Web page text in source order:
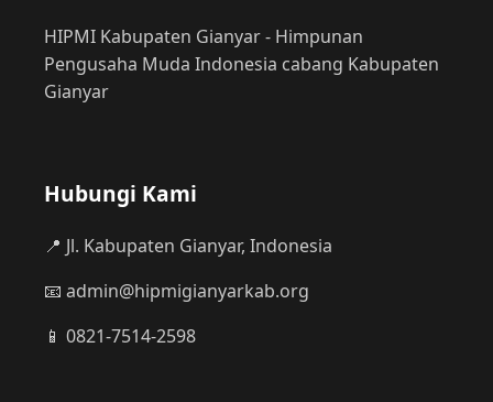
HIPMI Kabupaten Gianyar - Himpunan
Pengusaha Muda Indonesia cabang Kabupaten
Gianyar
Hubungi Kami
📍 Jl. Kabupaten Gianyar, Indonesia
📧 admin@hipmigianyarkab.org
📱 0821-7514-2598